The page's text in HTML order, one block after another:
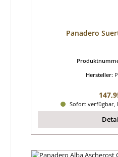
Panadero
Hersteller:
Sofort verfügbar,